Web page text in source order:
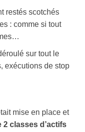
restés scotchés
: comme si tout
sur tout le
exécutions de stop
mise en place et
2 classes d’actifs